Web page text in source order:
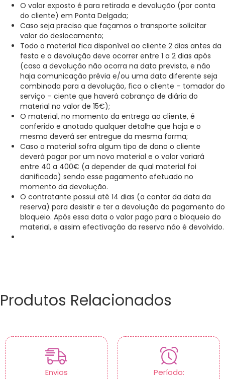
O valor exposto é para retirada e devolução (por conta
do cliente) em Ponta Delgada;
Caso seja preciso que façamos o transporte solicitar
valor do deslocamento;
Todo o material fica disponível ao cliente 2 dias antes da
festa e a devolução deve ocorrer entre 1 a 2 dias após
(caso a devolução não ocorra na data prevista, e não
haja comunicação prévia e/ou uma data diferente seja
combinada para a devolução, fica o cliente – tomador do
serviço – ciente que haverá cobrança de diária do
material no valor de 15€);
O material, no momento da entrega ao cliente, é
conferido e anotado qualquer detalhe que haja e o
mesmo deverá ser entregue da mesma forma;
Caso o material sofra algum tipo de dano o cliente
deverá pagar por um novo material e o valor variará
entre 40 a 400€ (a depender de qual material foi
danificado) sendo esse pagamento efetuado no
momento da devolução.
O contratante possui até 14 dias (a contar da data da
reserva) para desistir e ter a devolução do pagamento do
bloqueio. Após essa data o valor pago para o bloqueio do
material, e assim efectivação da reserva não é devolvido.
Produtos Relacionados
Envios Período: